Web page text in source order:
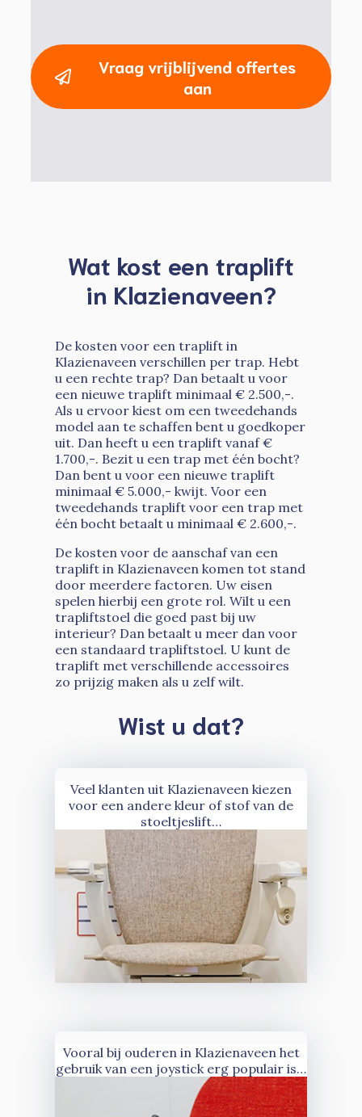
Vraag vrijblijvend offertes
aan
Wat kost een traplift
in Klazienaveen?
De kosten voor een traplift in
Klazienaveen verschillen per trap. Hebt
u een rechte trap? Dan betaalt u voor
een nieuwe traplift minimaal € 2.500,-.
Als u ervoor kiest om een tweedehands
model aan te schaffen bent u goedkoper
uit. Dan heeft u een traplift vanaf €
1.700,-. Bezit u een trap met één bocht?
Dan bent u voor een nieuwe traplift
minimaal € 5.000,- kwijt. Voor een
tweedehands traplift voor een trap met
één bocht betaalt u minimaal € 2.600,-.
De kosten voor de aanschaf van een
traplift in Klazienaveen komen tot stand
door meerdere factoren. Uw eisen
spelen hierbij een grote rol. Wilt u een
trapliftstoel die goed past bij uw
interieur? Dan betaalt u meer dan voor
een standaard trapliftstoel. U kunt de
traplift met verschillende accessoires
zo prijzig maken als u zelf wilt.
Wist u dat?
Veel klanten uit Klazienaveen kiezen
voor een andere kleur of stof van de
stoeltjeslift…
Vooral bij ouderen in Klazienaveen het
gebruik van een joystick erg populair is…